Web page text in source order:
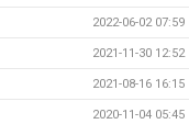
2022-06-02 07:59
2021-11-30 12:52
2021-08-16 16:15
2020-11-04 05:45